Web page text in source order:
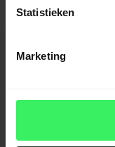
Statistieken
Marketing
BEWERTUNGEN